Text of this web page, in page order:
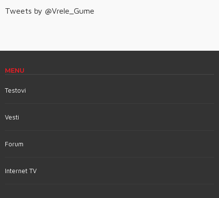
Tweets by @Vrele_Gume
MENU
Testovi
Vesti
Forum
Internet TV